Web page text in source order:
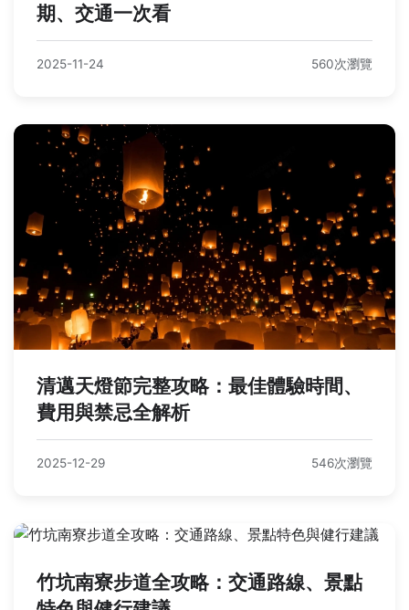
期、交通一次看
2025-11-24 560次瀏覽
清邁天燈節完整攻略：最佳體驗時間、
費用與禁忌全解析
2025-12-29 546次瀏覽
竹坑南寮步道全攻略：交通路線、景點